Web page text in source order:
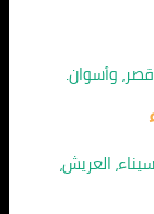
وأسوان.
العريش،